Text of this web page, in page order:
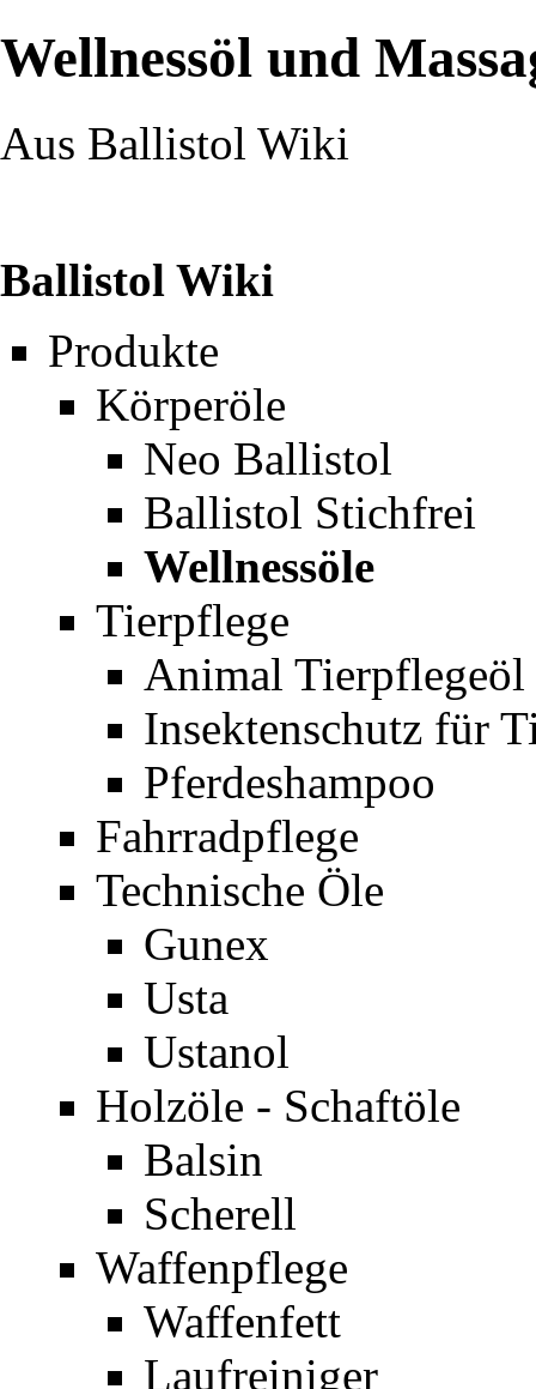
Wellnessöl und
Aus Ballistol Wiki
Ballistol Wiki
Produkte
Körperöle
Neo Ballistol
Ballistol Stichfrei
Wellnessöle
Tierpflege
Animal Tierpflegeöl
Insektenschutz für
Pferdeshampoo
Fahrradpflege
Technische Öle
Gunex
Usta
Ustanol
Holzöle - Schaftöle
Balsin
Scherell
Waffenpflege
Waffenfett
Laufreiniger